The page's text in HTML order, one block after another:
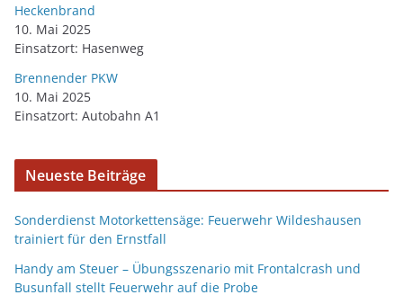
Heckenbrand
10. Mai 2025
Einsatzort: Hasenweg
Brennender PKW
10. Mai 2025
Einsatzort: Autobahn A1
Neueste Beiträge
Sonderdienst Motorkettensäge: Feuerwehr Wildeshausen
trainiert für den Ernstfall
Handy am Steuer – Übungsszenario mit Frontalcrash und
Busunfall stellt Feuerwehr auf die Probe